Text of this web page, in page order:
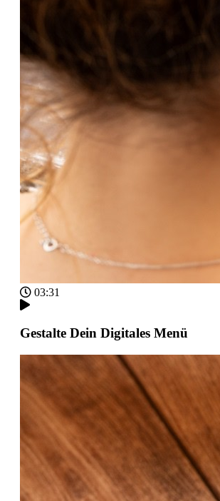
03:31
Gestalte Dein Digitales Menü